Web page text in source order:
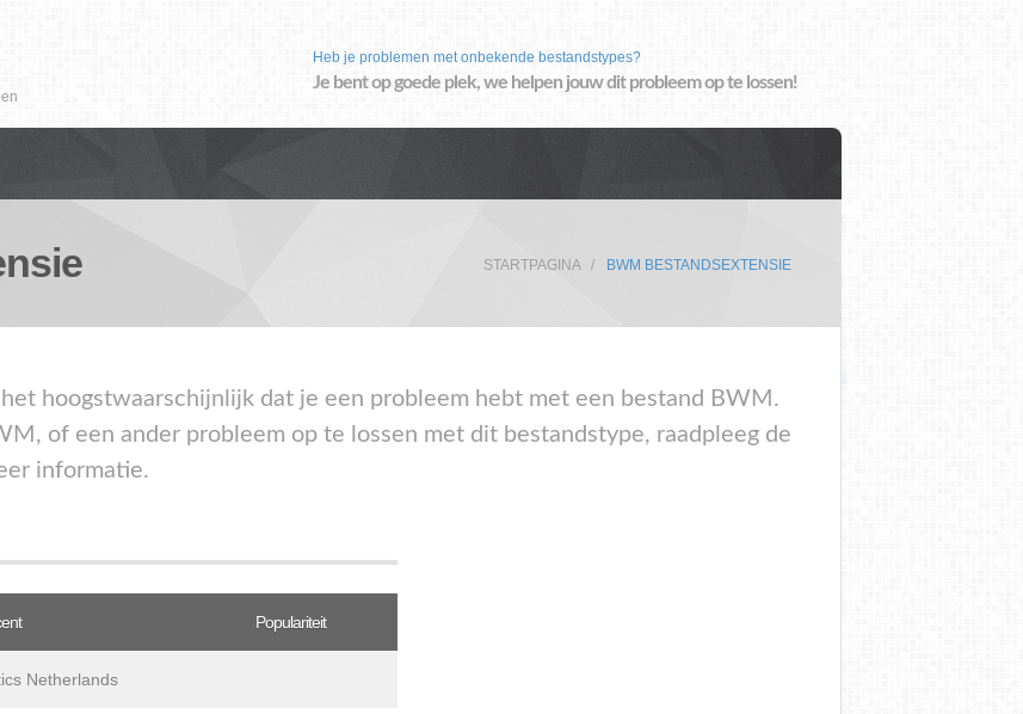
Heb je problemen met onbekende bestandstypes?
Je bent op goede plek, we helpen jouw dit probleem op te lossen!
STARTPAGINA BWM BESTANDSEXTENSIE
hoogstwaarschijnlijk dat je een probleem hebt met een bestand BWM.
of een ander probleem op te lossen met dit bestandstype, raadpleeg de
informatie.
Populariteit
Netherlands